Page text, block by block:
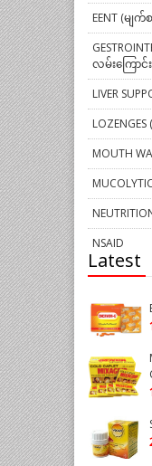
EENT (မျက်
လမ်းကြောင်
LIVER
MOUTH
NSAID
ORAL
ORAL
များ)
OTHERS
အရေပြားလိ
VITAMIN
VITAMIN
Latest